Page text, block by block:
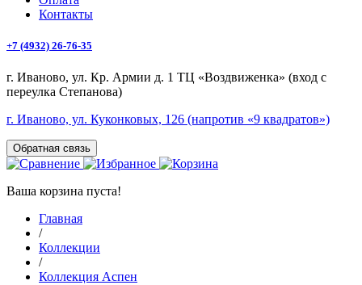
Контакты
+7 (4932) 26-76-35
г. Иваново, ул. Кр. Армии д. 1 ТЦ «Воздвиженка» (вход с
переулка Степанова)
г. Иваново, ул. Куконковых, 126 (напротив «9 квадратов»)
Обратная связь
Ваша корзина пуста!
Главная
/
Коллекции
/
Коллекция Аспен